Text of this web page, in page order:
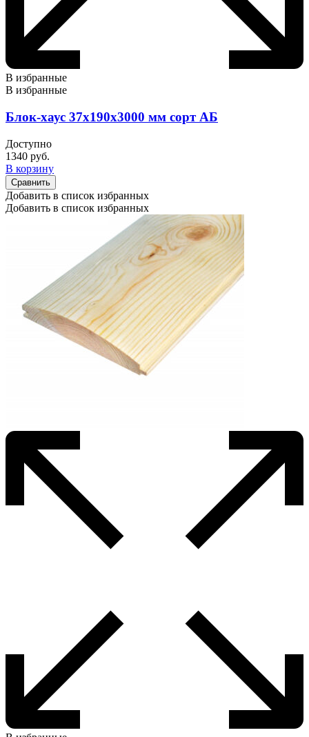
В избранные
В избранные
Блок-хаус 37х190х3000 мм сорт АБ
Доступно
1340 руб.
В корзину
Сравнить
Добавить в список избранных
Добавить в список избранных